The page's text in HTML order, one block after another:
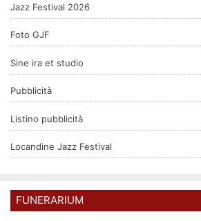
Jazz Festival 2026
Foto GJF
Sine ira et studio
Pubblicità
Listino pubblicità
Locandine Jazz Festival
FUNERARIUM